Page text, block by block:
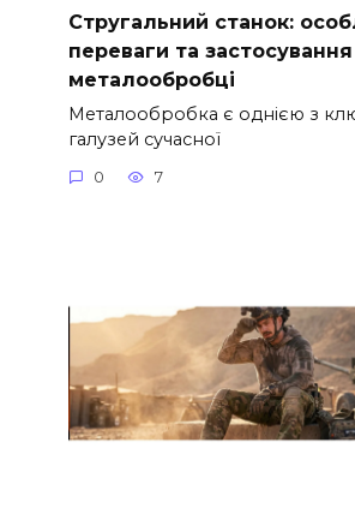
Стругальний станок:
переваги та застосування
металообробці
Металообробка є однією з
галузей сучасної
0 7